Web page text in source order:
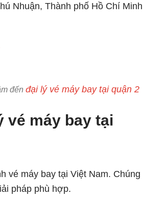
Nhuận, Thành phố Hồ Chí Minh
đến đại lý vé máy bay tại quận 2
vé máy bay tại
vé máy bay tại Việt Nam. Chúng
pháp phù hợp.